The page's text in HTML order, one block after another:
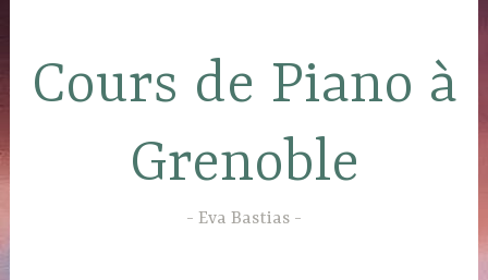
contenu
principal
Cours de Piano à
Grenoble
Eva Bastias